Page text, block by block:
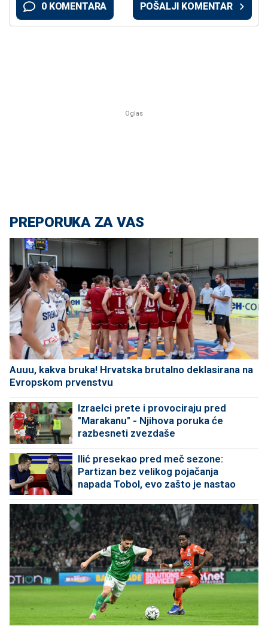
0 KOMENTARA POŠALJI KOMENTAR
PREPORUKA ZA VAS
Auuu, kakva bruka! Hrvatska brutalno deklasirana na
Evropskom prvenstvu
Izraelci prete i provociraju pred
"Marakanu" - Njihova poruka će
razbesneti zvezdaše
Ilić presekao pred meč sezone:
Partizan bez velikog pojačanja
napada Tobol, evo zašto je nastao